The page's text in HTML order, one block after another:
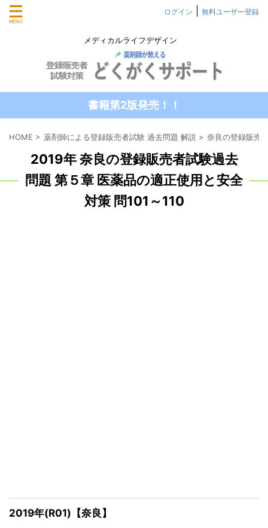
メディカルライフデザイン
ログイン 無料ユーザー登録
書籍第2版発売！！
HOME > 薬剤師による登録販売者試験 過去問題 解説 > 奈良の登録販売
2019年 奈良の登録販売者試験過去
問題 第５章 医薬品の適正使用と安全
対策 問101～110
2019年(R01)【奈良】